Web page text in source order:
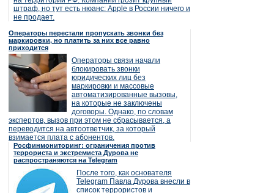
штраф, но тут есть нюанс: Apple в России ничего и
не продает.
Операторы перестали пропускать звонки без
маркировки, но платить за них все равно
приходится
Операторы связи начали
блокировать звонки
юридических лиц без
маркировки и массовые
автоматизированные вызовы,
на которые не заключены
договоры. Однако, по словам
экспертов, вызов при этом не сбрасывается, а
переводится на автоответчик, за который
взимается плата с абонентов.
Росфинмониторинг: ограничения против
террориста и экстремиста Дурова не
распространяются на Telegram
После того, как основателя
Telegram Павла Дурова внесли в
список террористов и